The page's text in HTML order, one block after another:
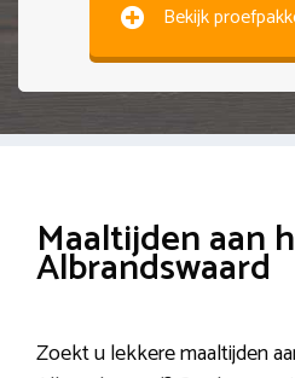
Bekijk
Maaltijden aan
Albrandswaard
Zoekt u lekkere maaltijden